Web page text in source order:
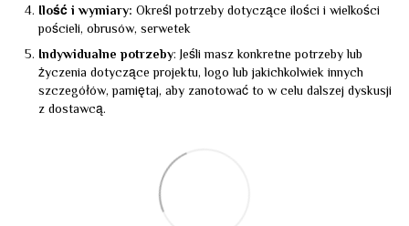
Ilość i wymiary: Określ potrzeby dotyczące ilości i wielkości
pościeli, obrusów, serwetek
Indywidualne potrzeby: Jeśli masz konkretne potrzeby lub
życzenia dotyczące projektu, logo lub jakichkolwiek innych
szczegółów, pamiętaj, aby zanotować to w celu dalszej dyskusji
z dostawcą.